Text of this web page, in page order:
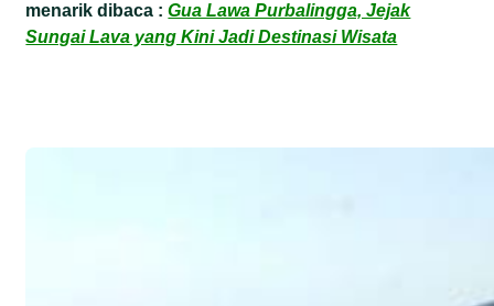
menarik dibaca :Gua Lawa Purbalingga, Jejak
Sungai Lava yang Kini Jadi Destinasi Wisata